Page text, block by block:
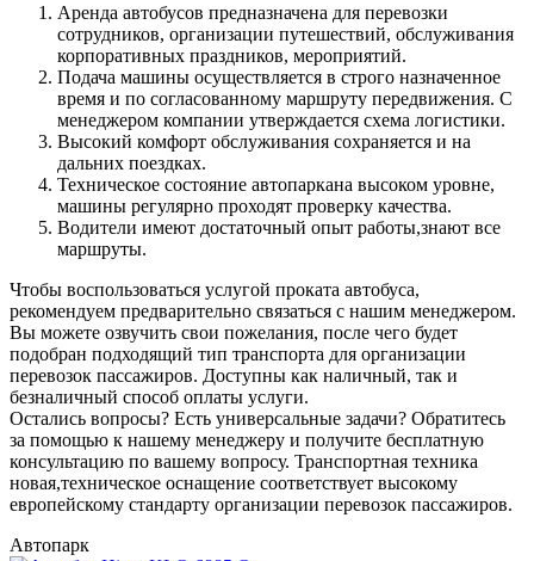
Аренда автобусов предназначена для перевозки
сотрудников, организации путешествий, обслуживания
корпоративных праздников, мероприятий.
Подача машины осуществляется в строго назначенное
время и по согласованному маршруту передвижения. С
менеджером компании утверждается схема логистики.
Высокий комфорт обслуживания сохраняется и на
дальних поездках.
Техническое состояние автопаркана высоком уровне,
машины регулярно проходят проверку качества.
Водители имеют достаточный опыт работы,знают все
маршруты.
Чтобы воспользоваться услугой проката автобуса,
рекомендуем предварительно связаться с нашим менеджером.
Вы можете озвучить свои пожелания, после чего будет
подобран подходящий тип транспорта для организации
перевозок пассажиров. Доступны как наличный, так и
безналичный способ оплаты услуги.
Остались вопросы? Есть универсальные задачи? Обратитесь
за помощью к нашему менеджеру и получите бесплатную
консультацию по вашему вопросу. Транспортная техника
новая,техническое оснащение соответствует высокому
европейскому стандарту организации перевозок пассажиров.
Автопарк